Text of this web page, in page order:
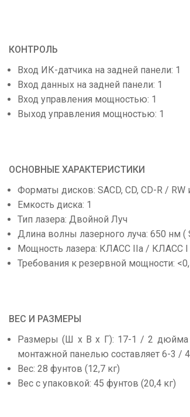
КОНТРОЛЬ
Вход ИК-датчика на задней панели: 1
Вход данных на задней панели: 1
Вход управления мощностью: 1
Выход управления мощностью: 1
ОСНОВНЫЕ ХАРАКТЕРИСТИКИ
Форматы дисков: SACD, CD, CD-R /
Емкость диска: 1
Тип лазера: Двойной Луч
Длина волны лазерного луча: 650 нм (
Мощность лазера: КЛАСС IIa / КЛАСС I
Требования к резервной мощности:
ВЕС И РАЗМЕРЫ
Размеры (Ш x В x Г): 17-1 / 2 дюйма
монтажной панелью составляет 6-3 /
Вес: 28 фунтов (12,7 кг)
Вес с упаковкой: 45 фунтов (20,4 кг)